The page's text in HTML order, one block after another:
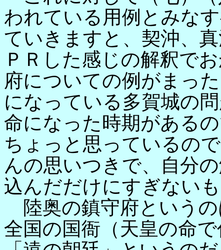
われている用例とみな
ていきますと、契沖、
ＰＲした感じの解釈で
府についての例がまっ
になっている多賀城の
命になった時期がある
ちょっと思っているの
んの思いつきで、自分
込んだだけにすぎない
陸奥の鎮守府という
全国の国衙（天皇の命